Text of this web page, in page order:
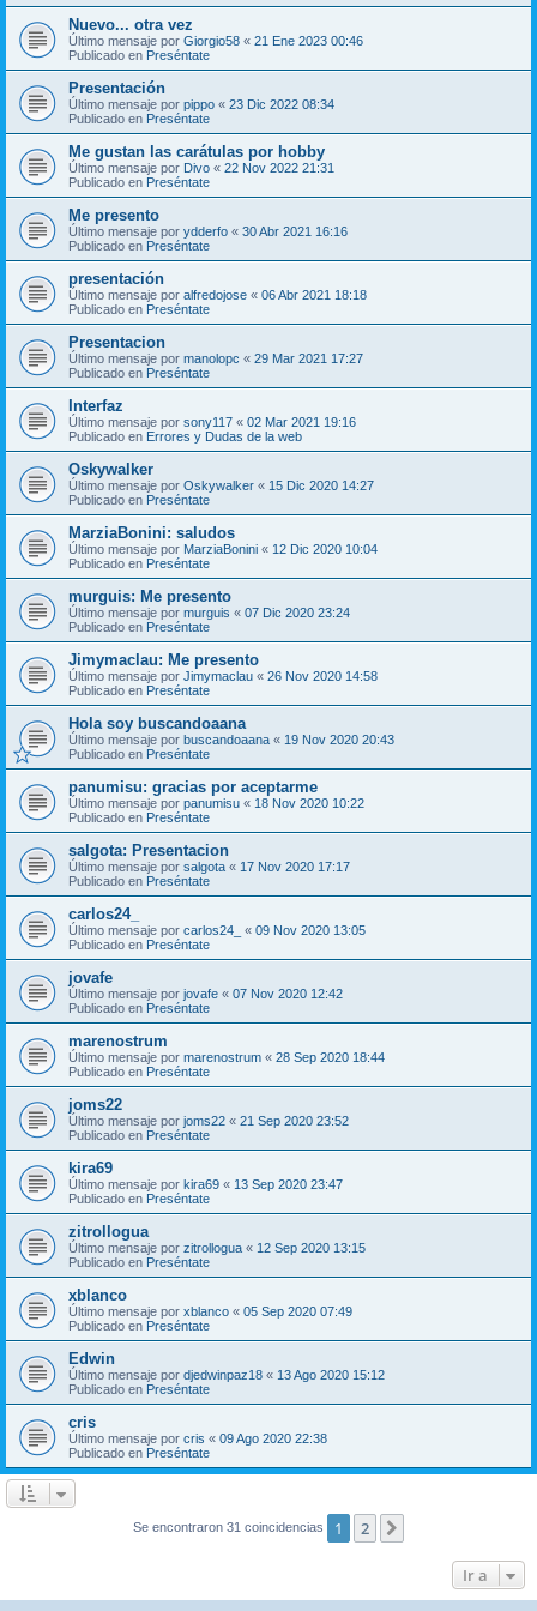
Nuevo... otra vez
Último mensaje por Giorgio58 « 21 Ene 2023 00:46
Publicado en Preséntate
Presentación
Último mensaje por pippo « 23 Dic 2022 08:34
Publicado en Preséntate
Me gustan las carátulas por hobby
Último mensaje por Divo « 22 Nov 2022 21:31
Publicado en Preséntate
Me presento
Último mensaje por ydderfo « 30 Abr 2021 16:16
Publicado en Preséntate
presentación
Último mensaje por alfredojose « 06 Abr 2021 18:18
Publicado en Preséntate
Presentacion
Último mensaje por manolopc « 29 Mar 2021 17:27
Publicado en Preséntate
Interfaz
Último mensaje por sony117 « 02 Mar 2021 19:16
Publicado en Errores y Dudas de la web
Oskywalker
Último mensaje por Oskywalker « 15 Dic 2020 14:27
Publicado en Preséntate
MarziaBonini: saludos
Último mensaje por MarziaBonini « 12 Dic 2020 10:04
Publicado en Preséntate
murguis: Me presento
Último mensaje por murguis « 07 Dic 2020 23:24
Publicado en Preséntate
Jimymaclau: Me presento
Último mensaje por Jimymaclau « 26 Nov 2020 14:58
Publicado en Preséntate
Hola soy buscandoaana
Último mensaje por buscandoaana « 19 Nov 2020 20:43
Publicado en Preséntate
panumisu: gracias por aceptarme
Último mensaje por panumisu « 18 Nov 2020 10:22
Publicado en Preséntate
salgota: Presentacion
Último mensaje por salgota « 17 Nov 2020 17:17
Publicado en Preséntate
carlos24_
Último mensaje por carlos24_ « 09 Nov 2020 13:05
Publicado en Preséntate
jovafe
Último mensaje por jovafe « 07 Nov 2020 12:42
Publicado en Preséntate
marenostrum
Último mensaje por marenostrum « 28 Sep 2020 18:44
Publicado en Preséntate
joms22
Último mensaje por joms22 « 21 Sep 2020 23:52
Publicado en Preséntate
kira69
Último mensaje por kira69 « 13 Sep 2020 23:47
Publicado en Preséntate
zitrollogua
Último mensaje por zitrollogua « 12 Sep 2020 13:15
Publicado en Preséntate
xblanco
Último mensaje por xblanco « 05 Sep 2020 07:49
Publicado en Preséntate
Edwin
Último mensaje por djedwinpaz18 « 13 Ago 2020 15:12
Publicado en Preséntate
cris
Último mensaje por cris « 09 Ago 2020 22:38
Publicado en Preséntate
Se encontraron 31 coincidencias 1 2
Ir a